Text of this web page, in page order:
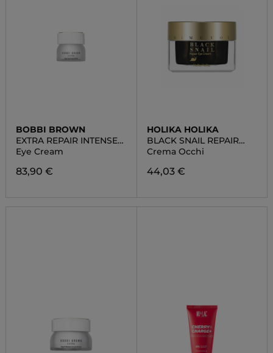
BOBBI BROWN
EXTRA REPAIR INTENSE
COLLECTION
Eye Cream
83,90 €
HOLIKA HOLIKA
BLACK SNAIL REPAIR
EYE CREAM
Crema Occhi
44,03 €